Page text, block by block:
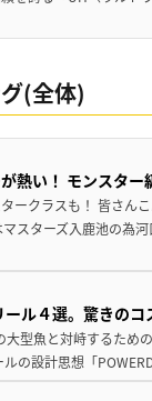
(全体)
熱い！ モンスタ
ークラスも！ 皆さん
スターズ入鹿池の為
ル４選。驚きの
大型魚と対峙するた
の設計思想「